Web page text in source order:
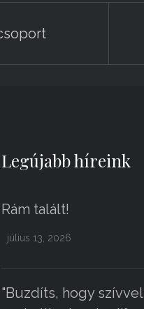
Legújabb híreink
Rám talált!
július 13, 2026
"Buzdíts, hogy szívvel